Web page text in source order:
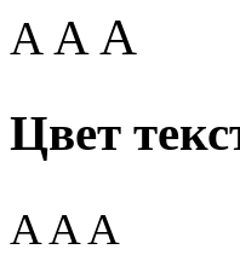
A AA
Цвет
AAA